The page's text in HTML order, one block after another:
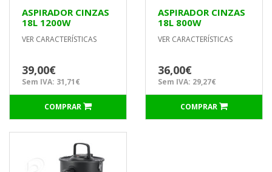
ASPIRADOR CINZAS
18L 1200W
NTBG1810 NUTOOL
VER CARACTERÍSTICAS
39,00€
Sem IVA: 31,71€
COMPRAR
ASPIRADOR CINZAS
18L 800W
NTBG1830 NUTOOL
VER CARACTERÍSTICAS
36,00€
Sem IVA: 29,27€
COMPRAR